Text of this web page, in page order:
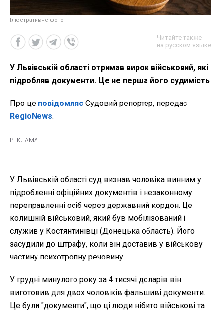
Ілюстративне фото
Читайте также
на русском языке
У Львівській області отримав вирок військовий, які
підробляв документи. Це не перша його судимість
Про це повідомляє Судовий репортер, передає
RegioNews.
У Львівській області суд визнав чоловіка винним у
підробленні офіційних документів і незаконному
переправленні осіб через державний кордон. Це
колишній військовий, який був мобілізований і
служив у Костянтинівці (Донецька область). Його
засудили до штрафу, коли він доставив у військову
частину психотропну речовину.
У грудні минулого року за 4 тисячі доларів він
виготовив для двох чоловіків фальшиві документи.
Це були "документи", що ці люди нібито військові та